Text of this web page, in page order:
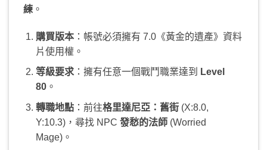
練 。
購買版本：帳號必須擁有 7.0《黃金的遺產》資料
片使用權。
等級要求：擁有任意一個戰鬥職業達到
Level
80。
轉職地點：前往格里達尼亞：舊街(X:8.0,
Y:10.3)，尋找 NPC 發愁的法師(Worried
Mage)。